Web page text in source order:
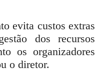
evita custos extras
dos recursos
os organizadores
o diretor.